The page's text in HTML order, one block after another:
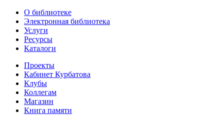
О библиотеке
Электронная библиотека
Услуги
Ресурсы
Каталоги
Проекты
Кабинет Курбатова
Клубы
Коллегам
Магазин
Книга памяти